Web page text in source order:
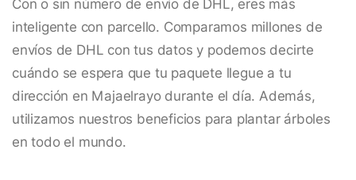
Con o sin número de envío de DHL, eres más
inteligente con parcello. Comparamos millones de
envíos de DHL con tus datos y podemos decirte
cuándo se espera que tu paquete llegue a tu
dirección en Majaelrayo durante el día. Además,
utilizamos nuestros beneficios para plantar árboles
en todo el mundo.